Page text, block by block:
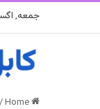
جمعه, اگست 7
/